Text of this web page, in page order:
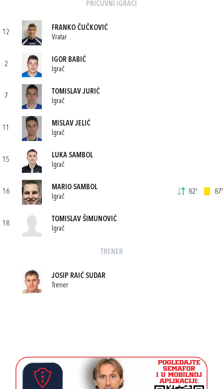
PRIČUVNI IGRAČI
12
FRANKO ČUČKOVIĆ
Vratar
2
IGOR BABIĆ
Igrač
7
TOMISLAV JURIĆ
Igrač
11
MISLAV JELIĆ
Igrač
15
LUKA SAMBOL
Igrač
16
MARIO SAMBOL
Igrač
82' 87'
18
TOMISLAV ŠIMUNOVIĆ
Igrač
TRENER
JOSIP RAIĆ SUDAR
Trener